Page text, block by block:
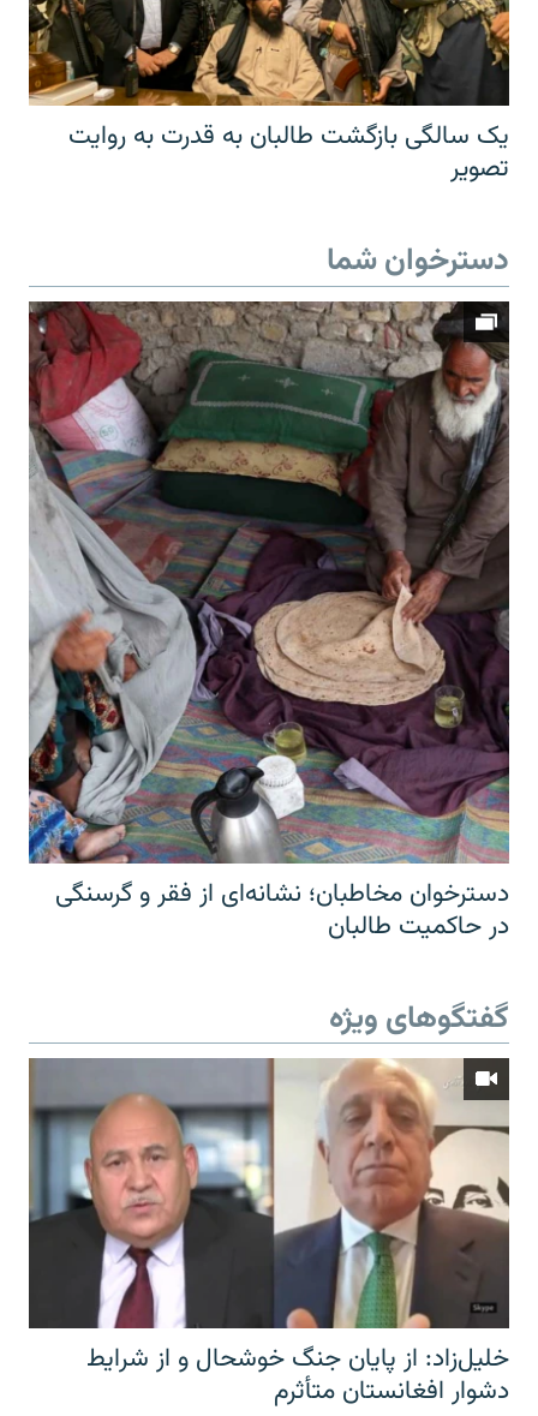
یک سالگی بازگشت طالبان به قدرت به روایت
تصویر
دسترخوان شما
دسترخوان مخاطبان؛ نشانه‌ای از فقر و گرسنگی
در حاکمیت طالبان
گفتگوهای ویژه
خلیل‌زاد: از پایان جنگ خوشحال و از شرایط
دشوار افغانستان متأثرم